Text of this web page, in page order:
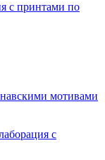
с принтами по
мотивами
с